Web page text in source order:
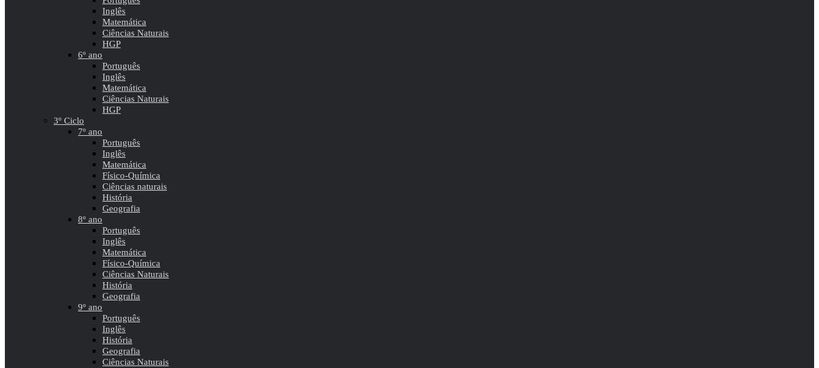
Inglês
Matemática
Ciências Naturais
HGP
6º ano
Português
Inglês
Matemática
Ciências Naturais
HGP
3º Ciclo
7º ano
Português
Inglês
Matemática
Físico-Química
Ciências naturais
História
Geografia
8º ano
Português
Inglês
Matemática
Físico-Química
Ciências Naturais
História
Geografia
9º ano
Português
Inglês
História
Geografia
Ciências Naturais